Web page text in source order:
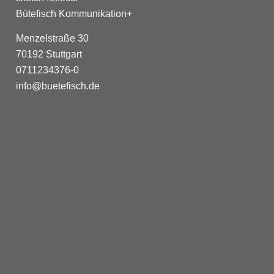
Bütefisch Kommunikation+
Menzelstraße 30
70192 Stuttgart
0711234376-0
info@buetefisch.de